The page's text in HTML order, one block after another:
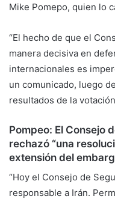
Mike Pomepo, quien lo
“El hecho de que el
manera decisiva en
internacionales es
un comunicado, luego
resultados de la
Pompeo: El Consejo
rechazó “una
extensión del
“Hoy el Consejo de
responsable a Irán.